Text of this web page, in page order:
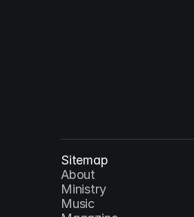
Sitemap
About
Ministry
Music